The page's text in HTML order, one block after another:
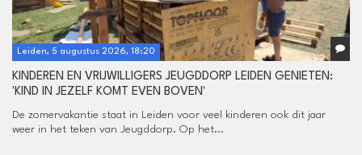
Leiden, 5 augustus 2026, 18:20
KINDEREN EN VRIJWILLIGERS JEUGDDORP LEIDEN GENIETEN:
'KIND IN JEZELF KOMT EVEN BOVEN'
De zomervakantie staat in Leiden voor veel kinderen ook dit jaar
weer in het teken van Jeugddorp. Op het...